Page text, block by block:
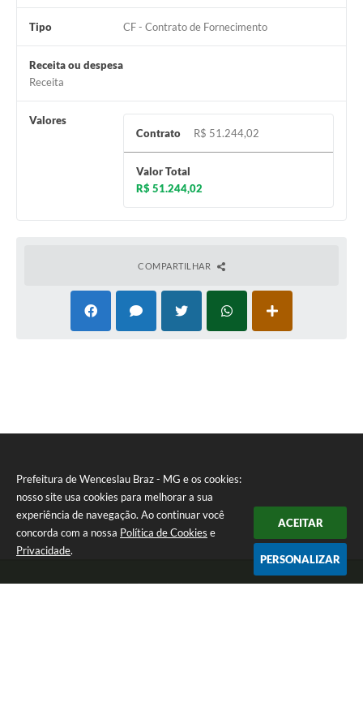
Prefeitura de Wenceslau Braz - MG e os cookies:
nosso site usa cookies para melhorar a sua
experiência de navegação. Ao continuar você
concorda com a nossa Política de Cookies e
Privacidade.
ACEITAR
PERSONALIZAR
Tipo CF - Contrato de Fornecimento
Receita ou despesa
Receita
Valores
Contrato
R$ 51.244,02
Valor Total
R$ 51.244,02
COMPARTILHAR
Telefone: (35) 99971-1768